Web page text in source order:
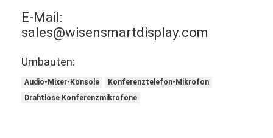
E-Mail:
sales@wisensmartdisplay.com
Umbauten:
Audio-Mixer-Konsole
Konferenztelefon-Mikrofon
Drahtlose Konferenzmikrofone